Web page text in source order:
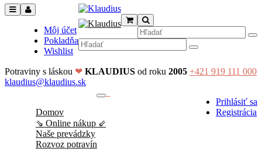
Môj účet
Pokladňa
Wishlist
Potraviny s láskou ❤ KLAUDIUS od roku 2005 +421 919 111 000
klaudius@klaudius.sk
Prihlásiť sa
Registrácia
Domov
⇘ Online nákup ⇙
Naše prevádzky
Rozvoz potravín